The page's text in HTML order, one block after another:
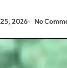
2026 No